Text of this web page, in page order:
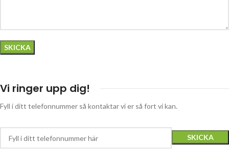
Vi ringer upp dig!
Fyll i ditt telefonnummer så kontaktar vi er så fort vi kan.